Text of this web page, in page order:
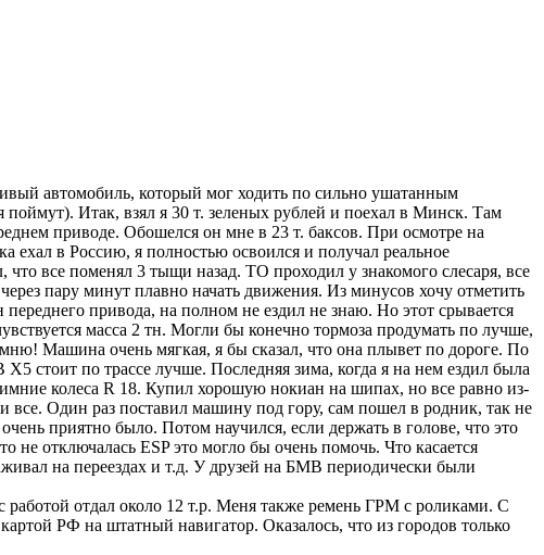
автомобиль, который мог ходить по сильно ушатанным
Итак, взял я 30 т. зеленых рублей и поехал в Минск. Там
приводе. Обошелся он мне в 23 т. баксов. При осмотре на
ехал в Россию, я полностью освоился и получал реальное
все поменял 3 тыщи назад. ТО проходил у знакомого слесаря, все
пару минут плавно начать движения. Из минусов хочу отметить
привода, на полном не ездил не знаю. Но этот срывается
масса 2 тн. Могли бы конечно тормоза продумать по лучше,
Машина очень мягкая, я бы сказал, что она плывет по дороге. По
стоит по трассе лучше. Последняя зима, когда я на нем ездил была
колеса R 18. Купил хорошую нокиан на шипах, но все равно из-
все. Один раз поставил машину под гору, сам пошел в родник, так не
приятно было. Потом научился, если держать в голове, что это
не отключалась ESP это могло бы очень помочь. Что касается
на переездах и т.д. У друзей на БМВ периодически были
отдал около 12 т.р. Меня также ремень ГРМ с роликами. С
РФ на штатный навигатор. Оказалось, что из городов только